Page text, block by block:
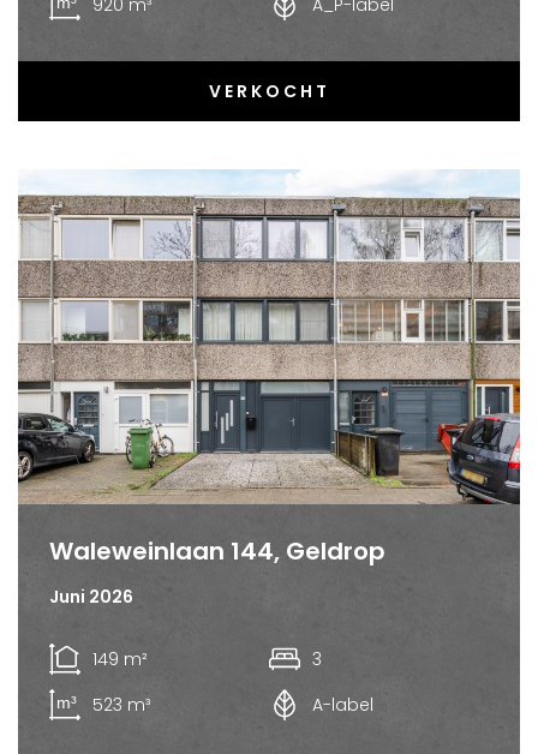
920 m³ A_P-label
VERKOCHT
Waleweinlaan 144, Geldrop
Juni 2026
149 m²
3
523 m³
A-label